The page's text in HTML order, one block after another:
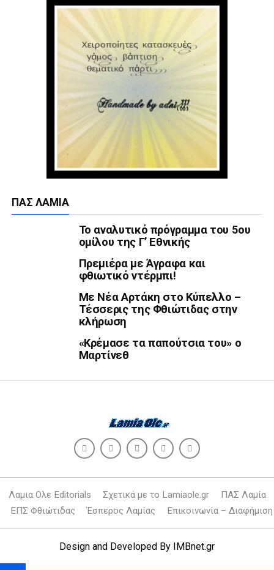
ΠΑΣ ΛΑΜΊΑ
Το αναλυτικό πρόγραμμα του 5ου
ομίλου της Γ’ Εθνικής
Πρεμιέρα με Άγραφα και
φθιωτικό ντέρμπι!
Με Νέα Αρτάκη στο Κύπελλο –
Τέσσερις της Φθιώτιδας στην
κλήρωση
«Κρέμασε τα παπούτσια του» ο
Μαρτίνεθ
Λαμια Ολε Editorials Σχετικά με το Lamiaole.gr
ΠΑΣ Λαμία
ΕΠΣ Φθιώτιδας
Έσπερος Λαμίας Επικοινωνία – Διαφήμιση
Design and Developed By IMBnet.gr